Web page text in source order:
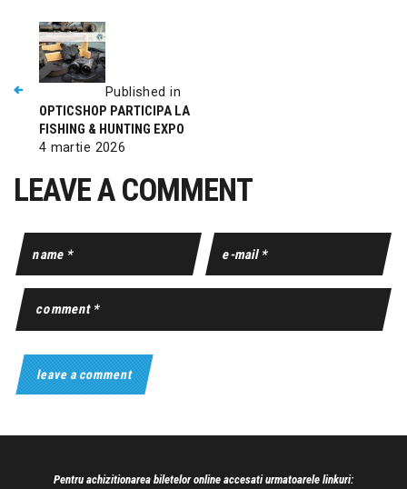
Published in
OPTICSHOP PARTICIPA LA
FISHING & HUNTING EXPO
4 martie 2026
LEAVE A COMMENT
Pentru achizitionarea biletelor online accesati urmatoarele linkuri: